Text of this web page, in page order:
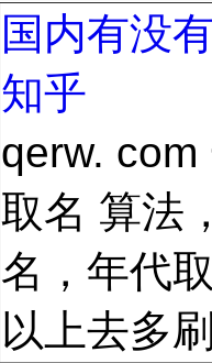
国内有没
知乎
qerw.
取名 算法
名，年代
以上去多